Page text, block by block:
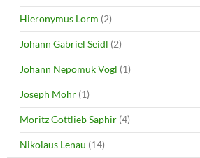
Hieronymus Lorm (2)
Johann Gabriel Seidl (2)
Johann Nepomuk Vogl (1)
Joseph Mohr (1)
Moritz Gottlieb Saphir (4)
Nikolaus Lenau (14)